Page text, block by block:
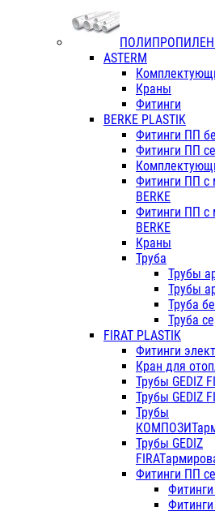
ASTERM
Краны
Фитинги
BERKE PLASTIK
Фитинги ПП
Фитинги ПП
Фитинги ПП с
BERKE
Фитинги ПП с
BERKE
Краны
Труба
Трубы
Трубы
Труба
Труба
FIRAT PLASTIK
Фитинги
Кран для
Трубы GEDIZ
Трубы GEDIZ
Трубы
Трубы GEDIZ
Фитинги ПП